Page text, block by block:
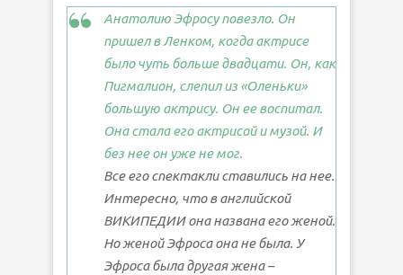
Анатолию Эфросу повезло. Он
пришел в Ленком, когда актрисе
было чуть больше двадцати. Он, как
Пигмалион, слепил из «Оленьки»
большую актрису. Он ее воспитал.
Она стала его актрисой и музой. И
без нее он уже не мог.
Все его спектакли ставились на нее.
Интересно, что в английской
ВИКИПЕДИИ она названа его женой.
Но женой Эфроса она не была. У
Эфроса была другая жена –